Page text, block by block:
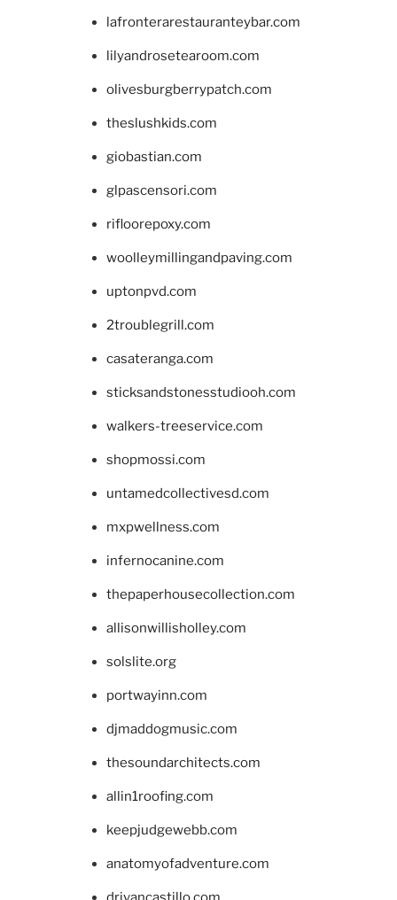
lafronterarestauranteybar.com
lilyandrosetearoom.com
olivesburgberrypatch.com
theslushkids.com
giobastian.com
glpascensori.com
rifloorepoxy.com
woolleymillingandpaving.com
uptonpvd.com
2troublegrill.com
casateranga.com
sticksandstonesstudiooh.com
walkers-treeservice.com
shopmossi.com
untamedcollectivesd.com
mxpwellness.com
infernocanine.com
thepaperhousecollection.com
allisonwillisholley.com
solslite.org
portwayinn.com
djmaddogmusic.com
thesoundarchitects.com
allin1roofing.com
keepjudgewebb.com
anatomyofadventure.com